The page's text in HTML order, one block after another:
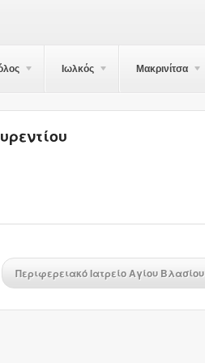
Ιωλκός Μακρινίτσα
Περιφερειακό Ιατρείο Αγίου Βλασίου